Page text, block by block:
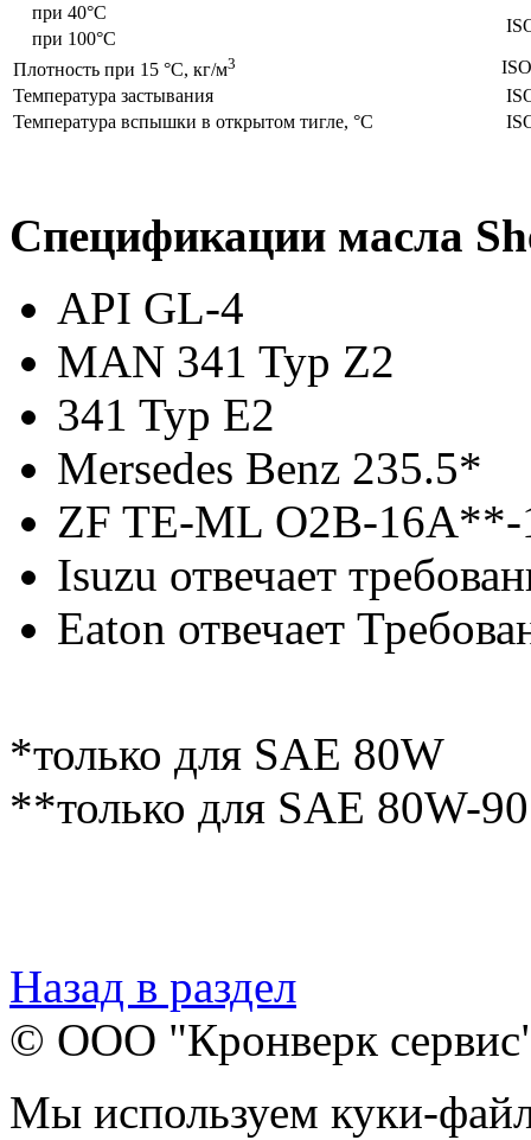
при 40°C
при 100°C
Плотность при 15 °С, кг/м3
Температура застывания
Температура вспышки в открытом тигле, °С
Спецификации масла
API GL-4
MAN 341 Typ Z2
341 Typ E2
Mersedes Benz 235.5*
ZF TE-ML O2B-
Isuzu отвечает
Eaton отвечает
*только для SAE 80W
**только для SAE 80W-90
Назад в раздел
© ООО "Кронверк
Мы используем куки-